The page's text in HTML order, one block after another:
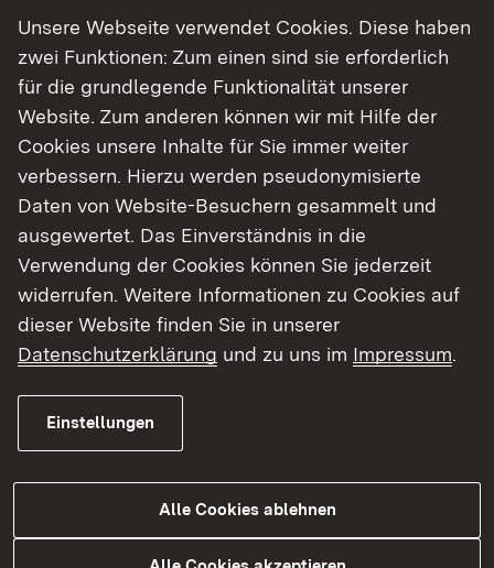
Abitur
Fachberaterinnen und Fachberater
Dr. Sven Jacubowski (Sprengel 1,2,3 und
4)
Burghardt Gymnasium Buchen
Link auf E-Mail:
E-Mail senden
Lise-Meitner-Gymnasium Königsbach-
Stein
E-Mail senden
Frank Harder (Sprengel 5, 8 und 9)
Helmholtz-Gymnasium Karlsruhe
Unsere Webseite verwendet Cookies. Diese haben
zwei Funktionen: Zum einen sind sie erforderlich
für die grundlegende Funktionalität unserer
Website. Zum anderen können wir mit Hilfe der
Cookies unsere Inhalte für Sie immer weiter
verbessern. Hierzu werden pseudonymisierte
Daten von Website-Besuchern gesammelt und
ausgewertet. Das Einverständnis in die
Verwendung der Cookies können Sie jederzeit
widerrufen. Weitere Informationen zu Cookies auf
dieser Website finden Sie in unserer
Datenschutzerklärung und zu uns im Impressum.
Einstellungen
Alle Cookies ablehnen